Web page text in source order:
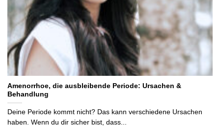
Amenorrhoe, die ausbleibende Periode: Ursachen &
Behandlung
Deine Periode kommt nicht? Das kann verschiedene Ursachen
haben. Wenn du dir sicher bist, dass...